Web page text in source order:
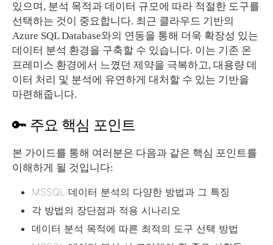
있으며, 분석 목적과 데이터 규모에 따라 적절한 도구를
선택하는 것이 중요합니다. 최근 클라우드 기반의
Azure SQL Database와의 연동을 통해 더욱 확장성 있는
데이터 분석 환경을 구축할 수 있습니다. 이는 기존 온
프레미스 환경에서 느꼈던 제약을 극복하고, 대용량 데
이터 처리 및 분석에 유연하게 대처할 수 있는 기반을
마련해줍니다.
🔑 주요 핵심 포인트
본 가이드를 통해 여러분은 다음과 같은 핵심 포인트를
이해하게 될 것입니다:
MSSQL 데이터 분석의 다양한 방법과 그 특징
각 방법의 장단점과 적용 시나리오
데이터 분석 목적에 따른 최적의 도구 선택 방법